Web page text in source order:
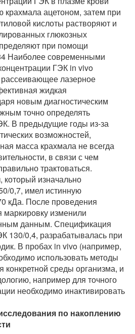
крахмала ацетоном, затем при
кислоты растворяют и
глюкозных
при помощи
Наиболее современными
ГЭК in vivo
рассеивающее лазерное
жидкая
новым диагностическим
точно определять
В предыдущие годы из-за
возможностей,
масса крахмала не всегда
в связи с чем
трактоваться.
который изначально
0,7, имел истинную
кДа. После проведения
маркировку изменили
данным. Спецификация
130/0,4, разрабатывалась при
В пробах in vivo (например,
использовать методы
среды организма, и
например для точного
необходимо инактивировать
по накоплению